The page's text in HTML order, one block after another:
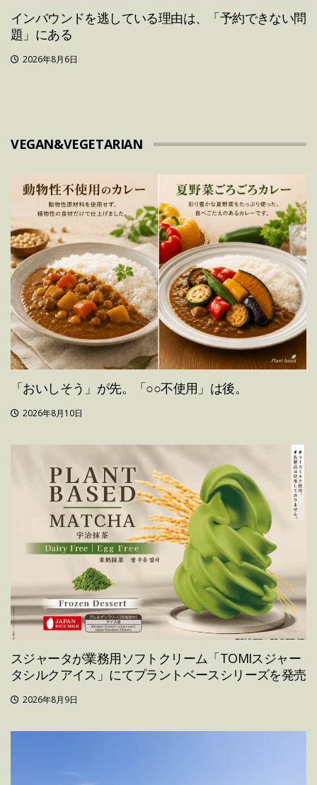
インバウンドを逃している理由は、「予約できない問
題」にある
2026年8月6日
VEGAN&VEGETARIAN
「おいしそう」が先。「○○不使用」は後。
2026年8月10日
スジャータが業務用ソフトクリーム「TOMIスジャー
タシルクアイス」にてプラントベースシリーズを発売
2026年8月9日